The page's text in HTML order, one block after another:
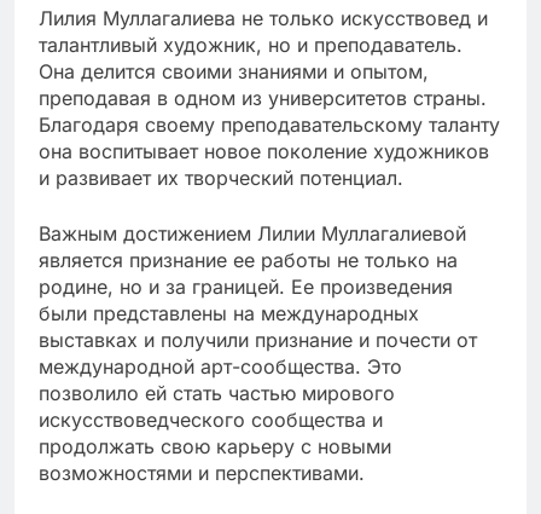
Лилия Муллагалиева не только искусствовед и
талантливый художник, но и преподаватель.
Она делится своими знаниями и опытом,
преподавая в одном из университетов страны.
Благодаря своему преподавательскому таланту
она воспитывает новое поколение художников
и развивает их творческий потенциал.
Важным достижением Лилии Муллагалиевой
является признание ее работы не только на
родине, но и за границей. Ее произведения
были представлены на международных
выставках и получили признание и почести от
международной арт-сообщества. Это
позволило ей стать частью мирового
искусствоведческого сообщества и
продолжать свою карьеру с новыми
возможностями и перспективами.